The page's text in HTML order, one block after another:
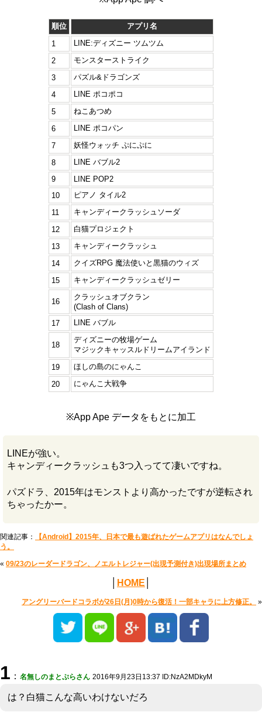
順位
アプリ名
1
LINE:ディズニー ツムツム
2
モンスターストライク
3
パズル&ドラゴンズ
4
LINE ポコポコ
5
ねこあつめ
6
LINE ポコパン
7
妖怪ウォッチ ぷにぷに
8
LINE バブル2
9
LINE POP2
10
ピアノ タイル2
11
キャンディークラッシュソーダ
12
白猫プロジェクト
13
キャンディークラッシュ
14
クイズRPG 魔法使いと黒猫のウィズ
15
キャンディークラッシュゼリー
16
クラッシュオブクラン
(Clash of Clans)
17
LINE バブル
18
ディズニーの牧場ゲーム
マジックキャッスルドリームアイランド
19
ほしの島のにゃんこ
20
にゃんこ大戦争
※App Ape データをもとに加工
LINEが強い。
キャンディークラッシュも3つ入ってて凄いですね。
パズドラ、2015年はモンストより高かったですが逆転され
ちゃったかー。
関連記事：
【Android】2015年、日本で最も遊ばれたゲームアプリはなんでしょ
う。
« 09/23のレーダードラゴン、ノエルトレジャー(出現予測付き)出現場所まとめ
HOME
アングリーバードコラボが26日(月)0時から復活！一部キャラに上方修正。 »
1 ： 名無しのまとぷらさん 2016年9月23日13:37 ID:NzA2MDkyM
は？白猫こんな高いわけないだろ